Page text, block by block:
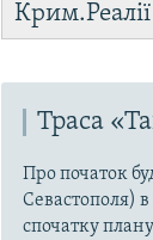
Траса
Про початок
Севастополя)
спочатку